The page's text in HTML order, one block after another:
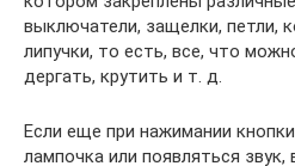
выключатели, защелки, петли,
липучки, то есть, все, что
дергать, крутить и т. д.
Если еще при нажимании
лампочка или появляться звук,